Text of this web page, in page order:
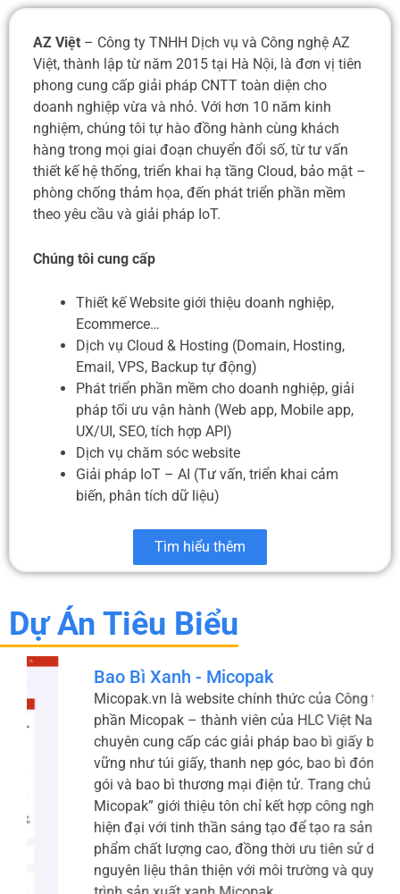
AZ Việt – Công ty TNHH Dịch vụ và Công nghệ AZ
Việt, thành lập từ năm 2015 tại Hà Nội, là đơn vị tiên
phong cung cấp giải pháp CNTT toàn diện cho
doanh nghiệp vừa và nhỏ. Với hơn 10 năm kinh
nghiệm, chúng tôi tự hào đồng hành cùng khách
hàng trong mọi giai đoạn chuyển đổi số, từ tư vấn
thiết kế hệ thống, triển khai hạ tầng Cloud, bảo mật –
phòng chống thảm họa, đến phát triển phần mềm
theo yêu cầu và giải pháp IoT.
Chúng tôi cung cấp
Thiết kế Website giới thiệu doanh nghiệp,
Ecommerce…
Dịch vụ Cloud & Hosting (Domain, Hosting,
Email, VPS, Backup tự động)
Phát triển phần mềm cho doanh nghiệp, giải
pháp tối ưu vận hành (Web app, Mobile app,
UX/UI, SEO, tích hợp API)
Dịch vụ chăm sóc website
Giải pháp IoT – AI (Tư vấn, triển khai cảm
biến, phân tích dữ liệu)
Tìm hiểu thêm
Dự Án Tiêu Biểu